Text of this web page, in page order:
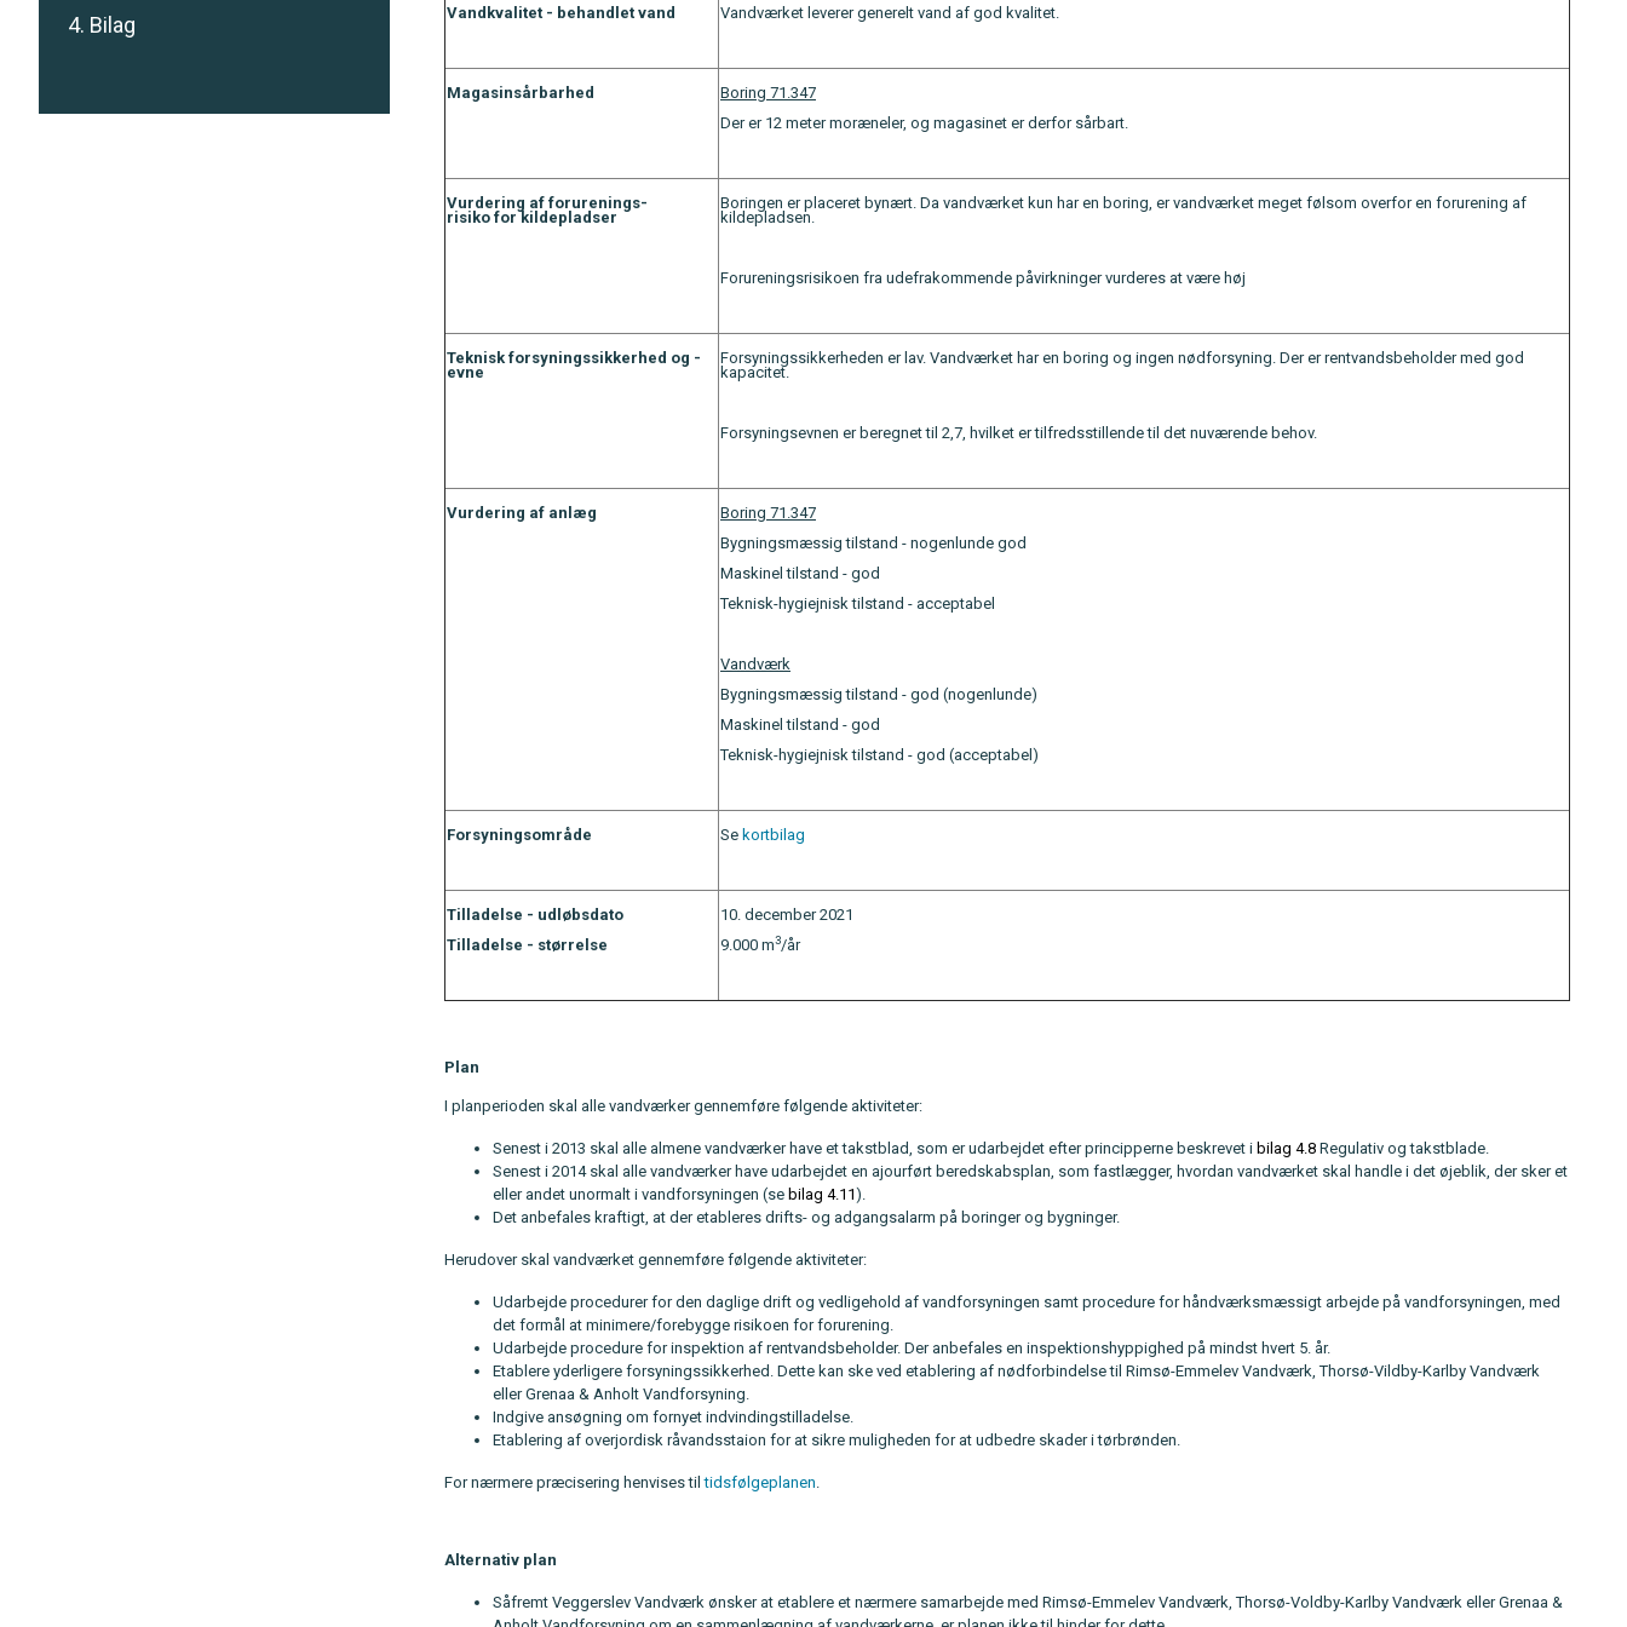
4. Bilag Vandkvalitet - behandlet vand Vandværket leverer generelt vand af god kvalitet.
Magasinsårbarhed
Boring 71.347
Der er 12 meter moræneler, og magasinet er derfor sårbart.
Vurdering af forurenings-
risiko for kildepladser
Boringen er placeret bynært. Da vandværket kun har en boring, er vandværket meget følsom overfor en forurening af
kildepladsen.
Forureningsrisikoen fra udefrakommende påvirkninger vurderes at være høj
Teknisk forsyningssikkerhed og -
evne
Forsyningssikkerheden er lav. Vandværket har en boring og ingen nødforsyning. Der er rentvandsbeholder med god
kapacitet.
Forsyningsevnen er beregnet til 2,7, hvilket er tilfredsstillende til det nuværende behov.
Vurdering af anlæg
Boring 71.347
Bygningsmæssig tilstand - nogenlunde god
Maskinel tilstand - god
Teknisk-hygiejnisk tilstand - acceptabel
Vandværk
Bygningsmæssig tilstand - god (nogenlunde)
Maskinel tilstand - god
Teknisk-hygiejnisk tilstand - god (acceptabel)
Forsyningsområde Se kortbilag
Tilladelse - udløbsdato
Tilladelse - størrelse
10. december 2021
9.000 m3/år
Plan
I planperioden skal alle vandværker gennemføre følgende aktiviteter:
Senest i 2013 skal alle almene vandværker have et takstblad, som er udarbejdet efter principperne beskrevet i bilag 4.8 Regulativ og takstblade.
Senest i 2014 skal alle vandværker have udarbejdet en ajourført beredskabsplan, som fastlægger, hvordan vandværket skal handle i det øjeblik, der sker et
eller andet unormalt i vandforsyningen (se bilag 4.11).
Det anbefales kraftigt, at der etableres drifts- og adgangsalarm på boringer og bygninger.
Herudover skal vandværket gennemføre følgende aktiviteter:
Udarbejde procedurer for den daglige drift og vedligehold af vandforsyningen samt procedure for håndværksmæssigt arbejde på vandforsyningen, med
det formål at minimere/forebygge risikoen for forurening.
Udarbejde procedure for inspektion af rentvandsbeholder. Der anbefales en inspektionshyppighed på mindst hvert 5. år.
Etablere yderligere forsyningssikkerhed. Dette kan ske ved etablering af nødforbindelse til Rimsø-Emmelev Vandværk, Thorsø-Vildby-Karlby Vandværk
eller Grenaa & Anholt Vandforsyning.
Indgive ansøgning om fornyet indvindingstilladelse.
Etablering af overjordisk råvandsstaion for at sikre muligheden for at udbedre skader i tørbrønden.
For nærmere præcisering henvises tiltidsfølgeplanen.
Alternativ plan
Såfremt Veggerslev Vandværk ønsker at etablere et nærmere samarbejde med Rimsø-Emmelev Vandværk, Thorsø-Voldby-Karlby Vandværk eller Grenaa &